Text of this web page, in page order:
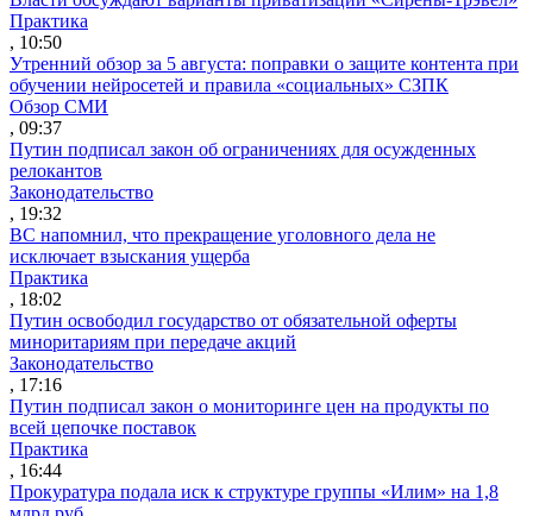
Практика
, 10:50
Утренний обзор за 5 августа: поправки о защите контента при
обучении нейросетей и правила «социальных» СЗПК
Обзор СМИ
, 09:37
Путин подписал закон об ограничениях для осужденных
релокантов
Законодательство
, 19:32
ВС напомнил, что прекращение уголовного дела не
исключает взыскания ущерба
Практика
, 18:02
Путин освободил государство от обязательной оферты
миноритариям при передаче акций
Законодательство
, 17:16
Путин подписал закон о мониторинге цен на продукты по
всей цепочке поставок
Практика
, 16:44
Прокуратура подала иск к структуре группы «Илим» на 1,8